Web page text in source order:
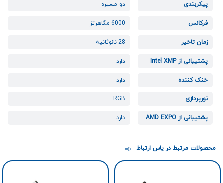
پیکربندی دو مسیره
فرکانس 6000 مگاهرتز
زمان تاخیر 28-نانوثانیه
پشتیبانی از Intel XMP دارد
خنک کننده دارد
نورپردازی RGB
پشتیبانی از AMD EXPO دارد
محصولات مرتبط در یاس ارتباط